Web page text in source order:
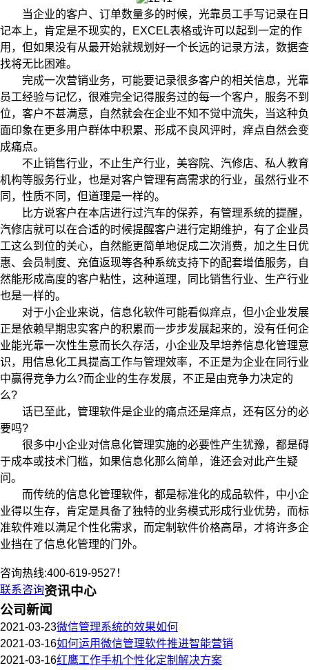
当企业的客户、订单数量多的时候，光靠员工手写记录在日
记本上，肯定是不现实的，EXCEL表格或许可以起到一定的作
用，但如果没有从最开始就规划好一个长远的记录方法，数据查
找将无比困难。
完成一次营销业务，可能要记录很多客户的相关信息，光靠
员工经验与记忆，很难完全记得服务过的每一个客户，服务不到
位，客户不甚满意，自然就会在企业不知不觉中流失，当这种负
面印象在更多用户群体中积累、形成不良风评时，痒点自然会变
成痛点。
不止销售行业，不止生产行业，美容院、汽修店、私人教育
机构等服务行业，也是对客户管理有高需求的行业，虽然行业不
同，性质不同，但道理是一样的。
比方说客户在本店进行过汽车的保养，有管理系统的提醒，
汽修店就可以在合适的时候提醒客户进行定期维护，有了企业员
工这么到位的关心，自然能更简单地促成二次消费，加之生日优
惠、会员制度、充值返现等各种系统支持下的配套增值服务，自
然能形成高度的客户粘性，这种道理，同比销售行业、生产行业
也是一样的。
对于小企业来说，信息化软件可能看似痒点，但小企业发展
正是依赖早期忠实客户的积累而一步步发展起来的，没有任何企
业能光靠一次性生意而长久存活，小企业及早培养信息化管理意
识，用信息化工具提高工作与管理效率，不正是为企业在同行业
中赢得竞争力么?而企业的生存发展，不正是由竞争力决定的
么?
话已至此，管理软件是企业的痛点还是痒点，还有区分的必
要吗?
很多中小企业对信息化管理实施的必要性产生犹豫，都是碍
于成本或技术门槛，如果信息化那么简单，谁还会对此产生疑
问。
而传统的信息化管理软件，都是标准化的成品软件，中小企
业得以生存，肯定是具备了独特的业务模式形成行业优势，而标
准软件难以满足个性化需求，而定制软件价格高昂，才将许多企
业挡在了信息化管理的门外。
咨询热线:400-619-9527！
联系咨询资讯中心
公司新闻
2021-03-23微信管理系统的效果如何
2021-03-16如何运用微信管理软件推进智能营销
2021-03-16红鹰工作手机个性化定制解决方案